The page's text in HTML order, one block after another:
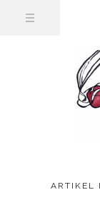
ARTIKEL